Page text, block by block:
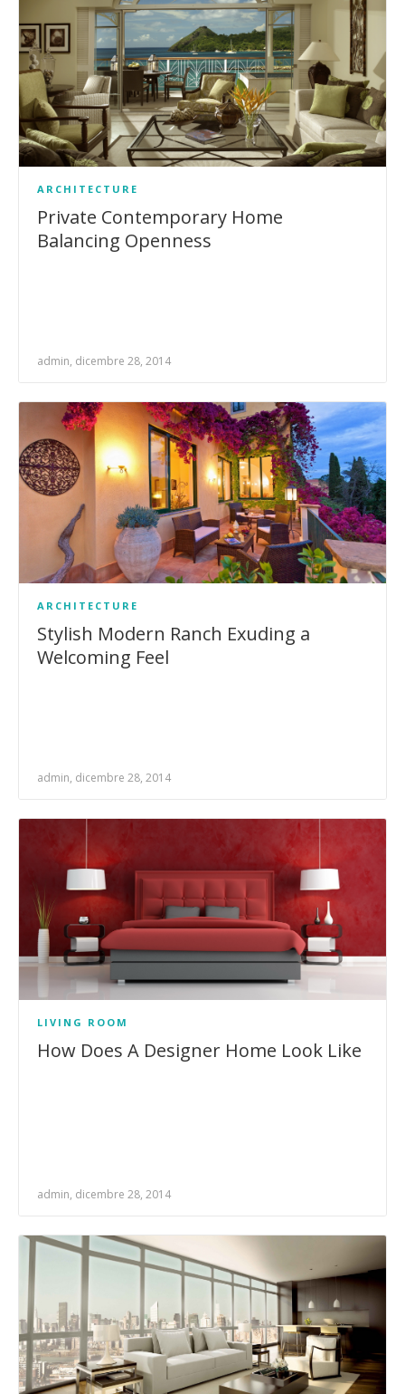
ARCHITECTURE
Private Contemporary Home
Balancing Openness
admin, dicembre 28, 2014
ARCHITECTURE
Stylish Modern Ranch Exuding a
Welcoming Feel
admin, dicembre 28, 2014
LIVING ROOM
How Does A Designer Home Look Like
admin, dicembre 28, 2014